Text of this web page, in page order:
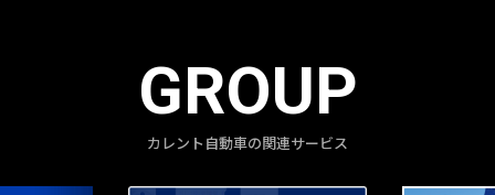
GROUP
カレント自動車の関連サービス